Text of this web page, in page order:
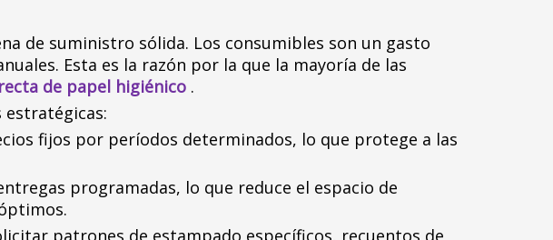
de suministro sólida. Los consumibles son un gasto
Esta es la razón por la que la mayoría de las
de papel higiénico .
fijos por períodos determinados, lo que protege a las
programadas, lo que reduce el espacio de
patrones de estampado específicos, recuentos de